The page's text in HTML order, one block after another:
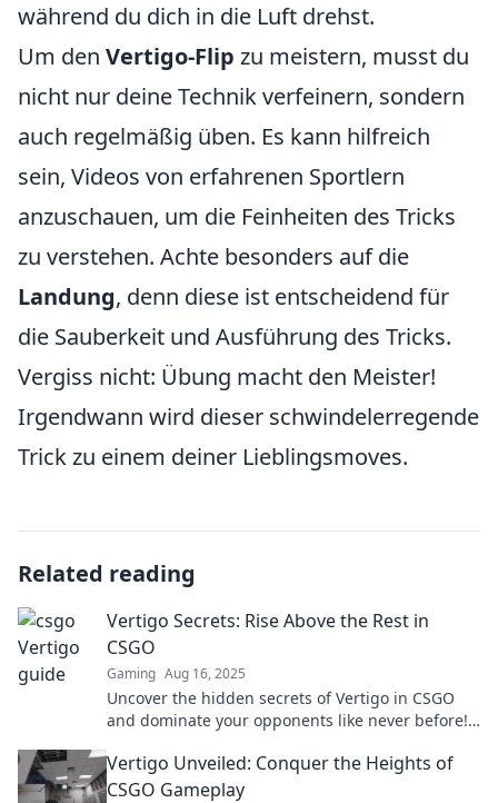
während du dich in die Luft drehst.
Um den Vertigo-Flip zu meistern, musst du
nicht nur deine Technik verfeinern, sondern
auch regelmäßig üben. Es kann hilfreich
sein, Videos von erfahrenen Sportlern
anzuschauen, um die Feinheiten des Tricks
zu verstehen. Achte besonders auf die
Landung, denn diese ist entscheidend für
die Sauberkeit und Ausführung des Tricks.
Vergiss nicht: Übung macht den Meister!
Irgendwann wird dieser schwindelerregende
Trick zu einem deiner Lieblingsmoves.
Related reading
Vertigo Secrets: Rise Above the Rest in
CSGO
Gaming Aug 16, 2025
Uncover the hidden secrets of Vertigo in CSGO
and dominate your opponents like never before!
Vertigo Unveiled: Conquer the Heights of
CSGO Gameplay